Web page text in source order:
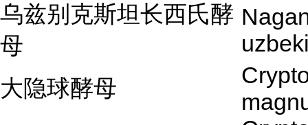
乌兹别克斯坦长西氏酵
母
大隐球酵母